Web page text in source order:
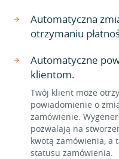
Automatyczna
otrzymaniu
Automatyczne
klientom.
Twój klient może
powiadomienie o
zamówienie.
pozwalają na
kwotą zamówienia, a
statusu zamówienia.